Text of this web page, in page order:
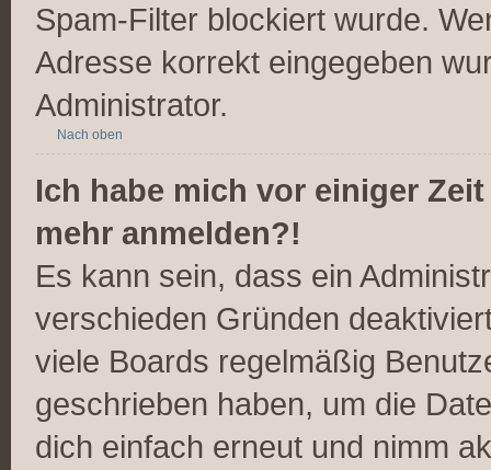
Spam-Filter blockiert wurde.
Adresse korrekt eingegeben
Administrator.
Nach oben
Ich habe mich vor einiger
mehr anmelden?!
Es kann sein, dass ein
verschieden Gründen
viele Boards regelmäßig
geschrieben haben, um die
dich einfach erneut und nimm